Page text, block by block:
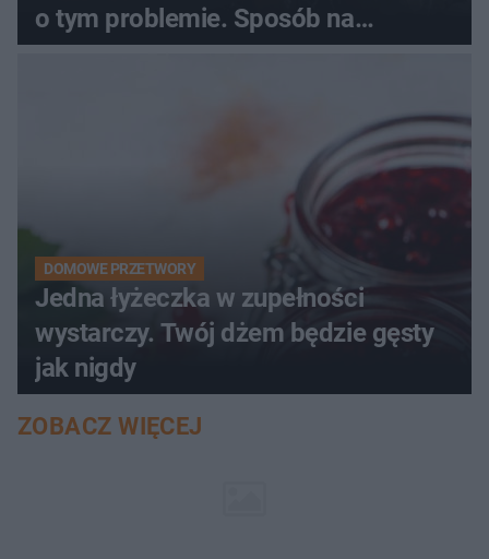
o tym problemie. Sposób na
pociemniałą biżuterię
DOMOWE PRZETWORY
Jedna łyżeczka w zupełności
wystarczy. Twój dżem będzie gęsty
jak nigdy
ZOBACZ WIĘCEJ